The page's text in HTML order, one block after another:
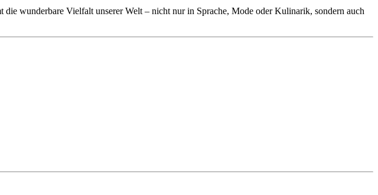
wunderbare Vielfalt unserer Welt – nicht nur in Sprache, Mode oder Kulinarik, sondern auch